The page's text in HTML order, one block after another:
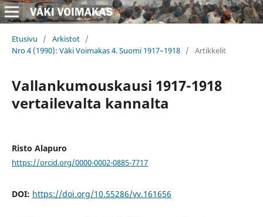
Etusivu / Arkistot /
Nro 4 (1990): Väki Voimakas 4. Suomi 1917–1918 / Artikkelit
Vallankumouskausi 1917-1918
vertailevalta kannalta
Risto Alapuro
https://orcid.org/0000-0002-0885-7717
DOI: https://doi.org/10.55286/vv.161656